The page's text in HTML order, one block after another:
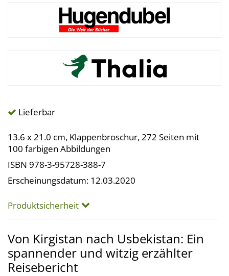
Lieferbar
13.6 x 21.0 cm, Klappenbroschur, 272 Seiten mit
100 farbigen Abbildungen
ISBN 978-3-95728-388-7
Erscheinungsdatum: 12.03.2020
Produktsicherheit
Von Kirgistan nach Usbekistan: Ein
spannender und witzig erzählter
Reisebericht